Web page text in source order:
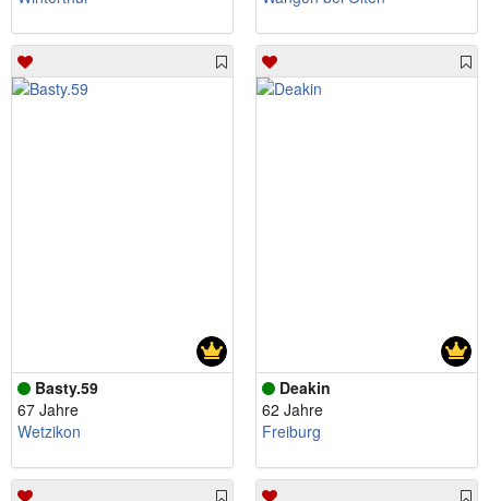
Basty.59
67 Jahre
Wetzikon
Deakin
62 Jahre
Freiburg